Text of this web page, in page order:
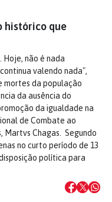
histórico que
Hoje, não é nada
valendo nada",
mortes da população
da ausência do
da igualdade na
de Combate ao
Martvs Chagas. Segundo
no curto período de 13
política para